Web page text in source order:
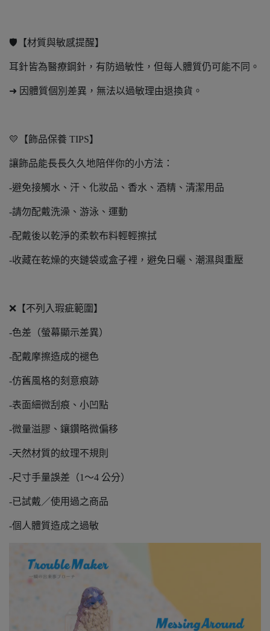
🛡️【材質與敏感提醒】
耳針皆為醫療鋼針，有防過敏性，但每人體質仍可能不同。
➜ 因體質個別差異，無法以過敏理由退換貨。
💛【飾品保養 TIPS】
讓飾品能長長久久地陪伴你的小方法：
-避免接觸水、汗、化妝品、香水、酒精、清潔用品
-請勿配戴洗澡、游泳、運動
-配戴後以乾淨的柔軟布料輕輕擦拭
-收藏在乾燥的夾鏈袋或盒子裡，避免日曬、潮濕與重壓
❌【不列入瑕疵範圍】
-色差（螢幕顯示差異）
-配戴摩擦造成的褪色
-仿舊風格的刻意痕跡
-表面細微刮痕、小凹點
-微量溢膠、鑲鑽略微偏移
-天然材質的紋理不規則
-尺寸手量誤差（1～4 公分）
-已試戴／使用過之商品
-個人體質造成之過敏